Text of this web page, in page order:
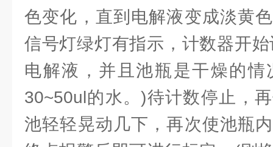
色变化，直到电解液变成淡黄
信号灯绿灯有指示，计数器开
电解液，并且池瓶是干燥的
30~50ul的水。)待计数停止，
池轻轻晃动几下，再次使池瓶